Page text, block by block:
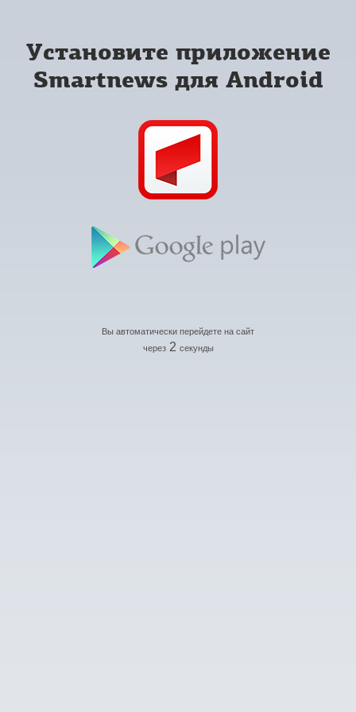
Установите приложение
Smartnews для Android
Вы автоматически перейдете на сайт
через 2 секунды